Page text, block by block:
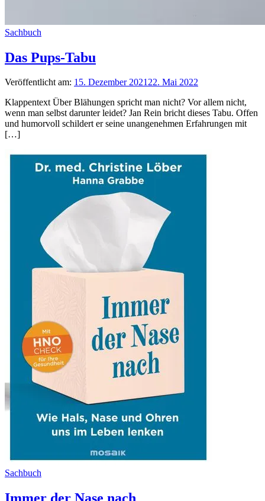
Sachbuch
Das Pups-Tabu
Veröffentlicht am: 15. Dezember 202122. Mai 2022
Klappentext Über Blähungen spricht man nicht? Vor allem nicht,
wenn man selbst darunter leidet? Jan Rein bricht dieses Tabu. Offen
und humorvoll schildert er seine unangenehmen Erfahrungen mit
[…]
Sachbuch